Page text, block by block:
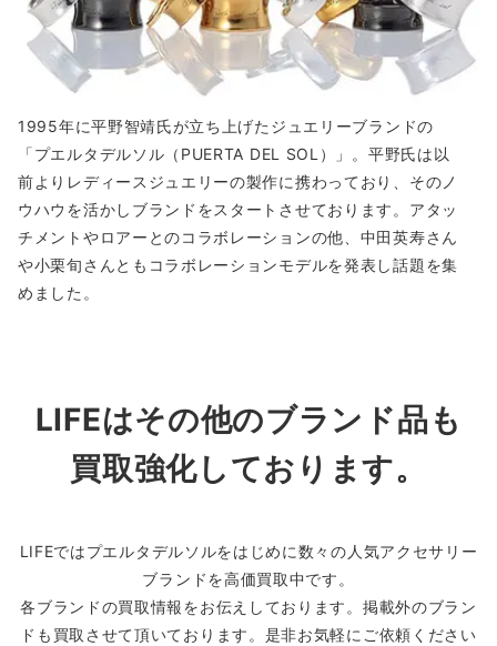
1995年に平野智靖氏が立ち上げたジュエリーブランドの
「プエルタデルソル（PUERTA DEL SOL）」。平野氏は以
前よりレディースジュエリーの製作に携わっており、そのノ
ウハウを活かしブランドをスタートさせております。アタッ
チメントやロアーとのコラボレーションの他、中田英寿さん
や小栗旬さんともコラボレーションモデルを発表し話題を集
めました。
LIFEはその他のブランド品も
買取強化しております。
LIFEではプエルタデルソルをはじめに数々の人気アクセサリー
ブランドを高価買取中です。
各ブランドの買取情報をお伝えしております。掲載外のブラン
ドも買取させて頂いております。是非お気軽にご依頼ください